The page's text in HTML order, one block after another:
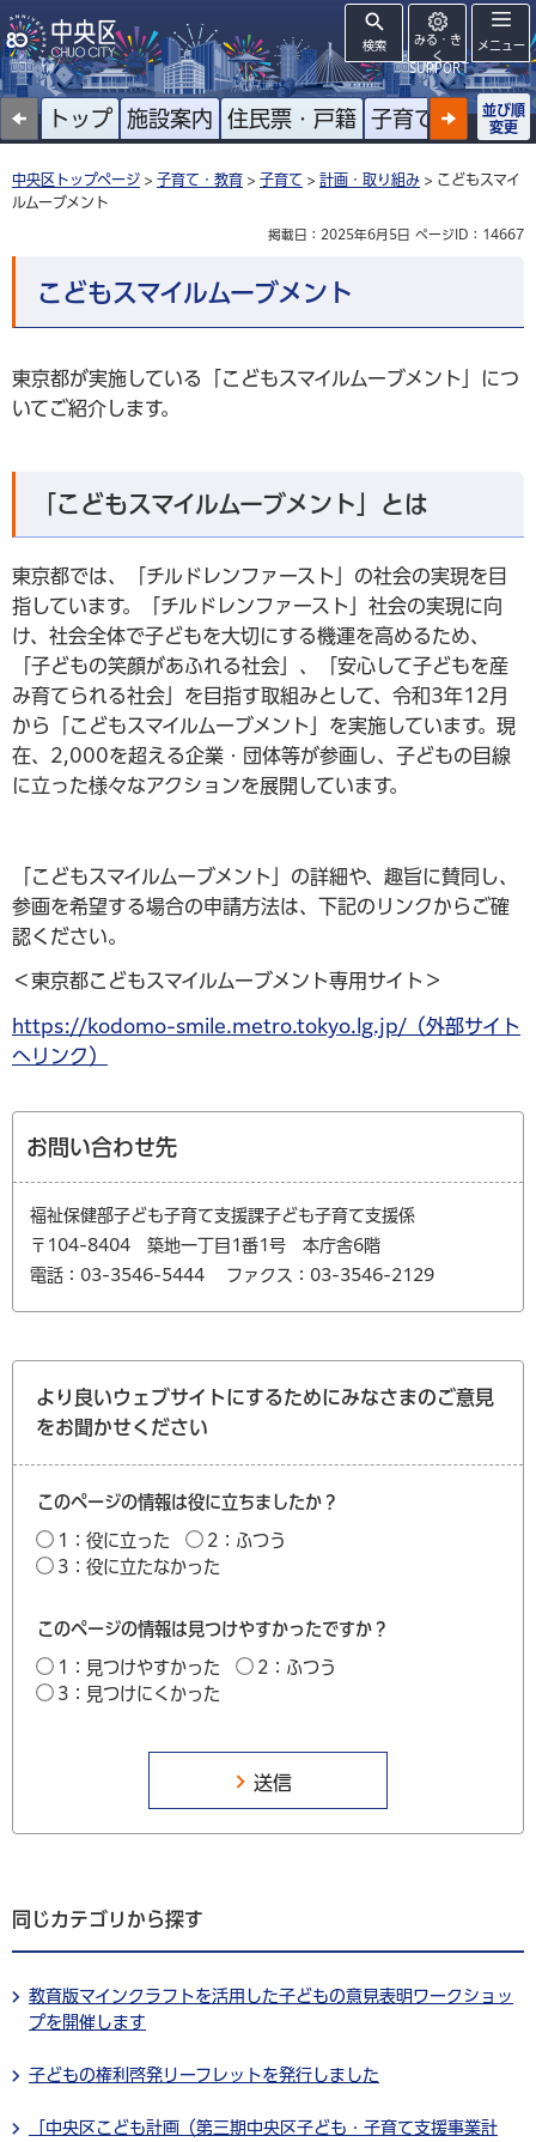
検索
みる・き
く
SUPPORT
メニュー
トップ 施設案内 住民票・戸籍 子育て 高齢者
並び順
変更
中央区トップページ > 子育て・教育 > 子育て > 計画・取り組み > こどもスマイ
ルムーブメント
掲載日：2025年6月5日 ページID：14667
こどもスマイルムーブメント
東京都が実施している「こどもスマイルムーブメント」につ
いてご紹介します。
「こどもスマイルムーブメント」とは
東京都では、「チルドレンファースト」の社会の実現を目
指しています。「チルドレンファースト」社会の実現に向
け、社会全体で子どもを大切にする機運を高めるため、
「子どもの笑顔があふれる社会」、「安心して子どもを産
み育てられる社会」を目指す取組みとして、令和3年12月
から「こどもスマイルムーブメント」を実施しています。現
在、2,000を超える企業・団体等が参画し、子どもの目線
に立った様々なアクションを展開しています。
「こどもスマイルムーブメント」の詳細や、趣旨に賛同し、
参画を希望する場合の申請方法は、下記のリンクからご確
認ください。
＜東京都こどもスマイルムーブメント専用サイト＞
https://kodomo-smile.metro.tokyo.lg.jp/（外部サイト
へリンク）
お問い合わせ先
福祉保健部子ども子育て支援課子ども子育て支援係
〒104-8404 築地一丁目1番1号 本庁舎6階
電話：03-3546-5444
ファクス：03-3546-2129
より良いウェブサイトにするためにみなさまのご意見
をお聞かせください
このページの情報は役に立ちましたか？
1：役に立った
2：ふつう
3：役に立たなかった
このページの情報は見つけやすかったですか？
1：見つけやすかった
2：ふつう
3：見つけにくかった
同じカテゴリから探す
教育版マインクラフトを活用した子どもの意見表明ワークショッ
プを開催します
子どもの権利啓発リーフレットを発行しました
「中央区こども計画（第三期中央区子ども・子育て支援事業計